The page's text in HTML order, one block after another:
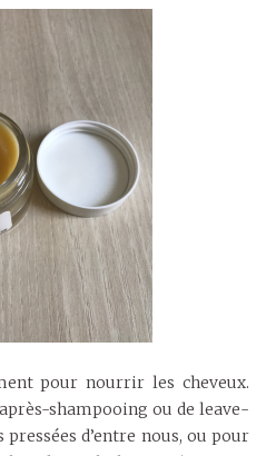
pour nourrir les cheveux.
shampooing ou de leave-
d’entre nous, ou pour